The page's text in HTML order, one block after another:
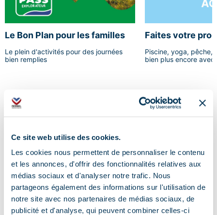
Ce site web utilise des cookies.
Les cookies nous permettent de personnaliser le contenu
et les annonces, d'offrir des fonctionnalités relatives aux
médias sociaux et d'analyser notre trafic. Nous
partageons également des informations sur l'utilisation de
notre site avec nos partenaires de médias sociaux, de
publicité et d'analyse, qui peuvent combiner celles-ci
Le Bon Plan pour les familles
Le plein d'activités pour des journées
bien remplies
Faites votre
Piscine, yoga, pêche,
bien plus encore avec
Nos séjours thématiques